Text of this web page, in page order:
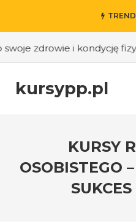
zdrowie i kondycję
kursypp.pl
KURSY
OSOBISTEGO